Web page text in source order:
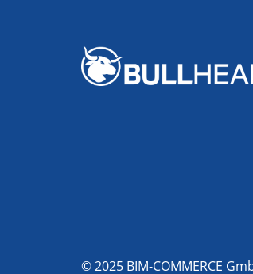
© 2025 BIM-COMMERCE